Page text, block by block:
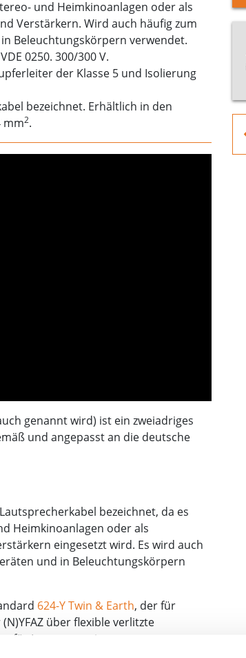
und Heimkinoanlagen oder als
Verstärkern. Wird auch häufig zum
Beleuchtungskörpern verwendet.
0250. 300/300 V.
der Klasse 5 und Isolierung
bezeichnet. Erhältlich in den
mm2.
genannt wird) ist ein zweiadriges
und angepasst an die deutsche
bezeichnet, da es
Heimkinoanlagen oder als
eingesetzt wird. Es wird auch
und in Beleuchtungskörpern
624-Y Twin & Earth, der für
über flexible verlitzte
für Lampen geeignet.